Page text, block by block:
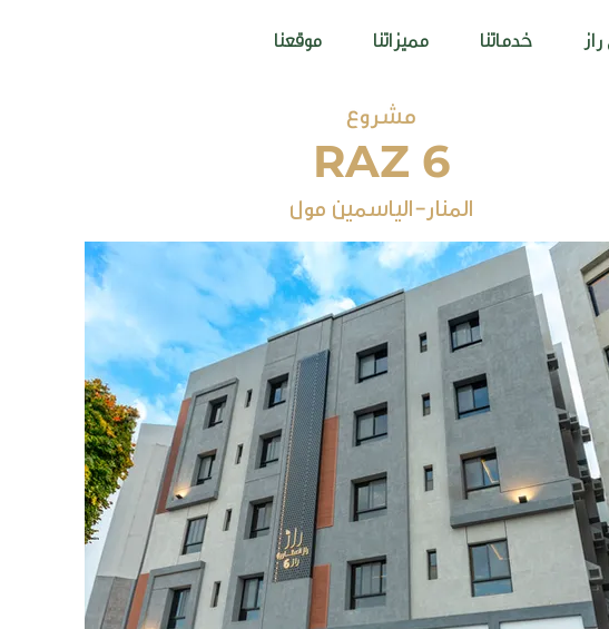
خدماتنا مميزاتنا موقعنا
RAZ 6
المنار-الياسمين مول